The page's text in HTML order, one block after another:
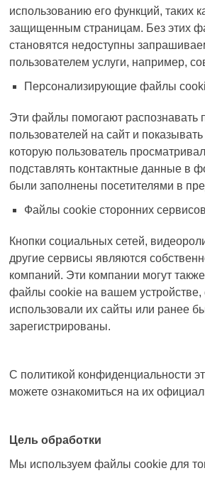
использованию его функций, таких
защищенным страницам. Без этих
становятся недоступны
пользователем услуги, например,
Персонализирующие файлы
Эти файлы помогают распознавать
пользователей на сайт и
которую пользователь
подставлять контактные данные в
были заполнены посетителями в
Файлы cookie сторонних сервисов
Кнопки социальных сетей,
другие сервисы являются
компаний. Эти компании могут
файлыcookie на вашем устройстве,
использовали их сайты или ранее
зарегистрированы.
С политикой конфиденциальности
можете ознакомиться на их
Цель обработки
Мы используем файлыcookie для